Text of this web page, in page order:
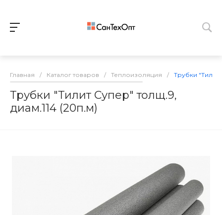
Главная / Каталог товаров / Теплоизоляция / Трубки "Тилит
Трубки "Тилит Супер" толщ.9,
диам.114 (20п.м)